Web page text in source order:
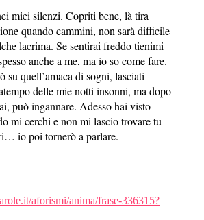
miei silenzi. Copriti bene, là tira
quando cammini, non sarà difficile
lacrima. Se sentirai freddo tienimi
anche a me, ma io so come fare.
su quell’amaca di sogni, lasciati
delle mie notti insonni, ma dopo
può ingannare. Adesso hai visto
mi cerchi e non mi lascio trovare tu
io poi tornerò a parlare.
aforismi/anima/frase-336315?